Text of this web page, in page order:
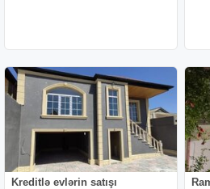
Kreditlə evlərin satışı